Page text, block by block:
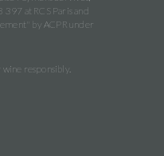
at RCS Paris and
by ACPR under
responsibly.